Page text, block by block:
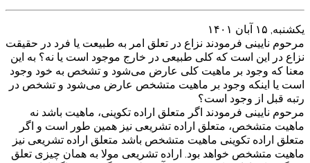
يكشنبه, ۱۵ آبان ۱۴۰۱
مرحوم نایینی فرمودند نزاع در تعلق امر به طبیعت یا فرد در حقیقت
نزاع در این است که کلی طبیعی در خارج موجود است یا نه؟ به این
معنا که وجود بر ماهیت کلی عارض می‌شود و تشخص به خود وجود
است یا اینکه وجود بر ماهیت متشخص عارض می‌شود و تشخص در
رتبه قبل از وجود است؟
مرحوم نایینی فرمودند اگر متعلق اراده تکوینی، ماهیت باشد نه
ماهیت متشخص، متعلق اراده تشریعی نیز همین طور است و اگر
متعلق اراده تکوینی ماهیت متشخص باشد متعلق اراده تشریعی نیز
ماهیت متشخص خواهد بود. اراده تشریعی مولا به همان چیزی تعلق